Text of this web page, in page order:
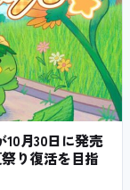
月30日に発売
り復活を目指